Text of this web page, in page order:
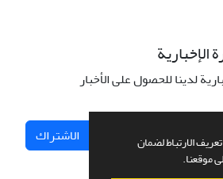
الارتباط لضمان
موقعنا.
الإخبارية
لدينا للحصول على الأخبار
الاشتراك